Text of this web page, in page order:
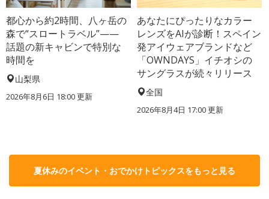
都心から約2時間、八ヶ岳の
森で“スロートラベル”——
話題の新キャビンで特別な
時間を
山梨県
2026年8月6日 18:00更新
あなたにぴったりなカラー
レンズをAIが診断！スペイン
発アイウェアブランドなど
「OWNDAYS」イチオシの
サングラスが続々リリース
全国
2026年8月4日 17:00更新
夏休みのイベント・おでかけトピックスをもっと見る